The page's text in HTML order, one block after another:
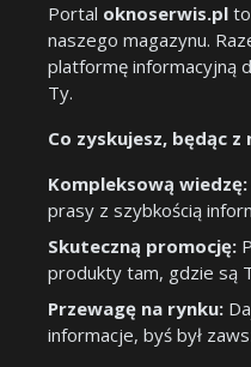
Portal oknoserwis.pl
naszego magazynu.
platformę informacyjną
Ty.
Co zyskujesz, będąc z
Kompleksową wiedzę:
prasy z szybkością
Skuteczną promocję:
produkty tam, gdzie są
Przewagę na rynku:
informacje, byś był